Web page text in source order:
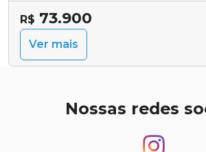
R$ 73.900
Ver mais
Nossas redes